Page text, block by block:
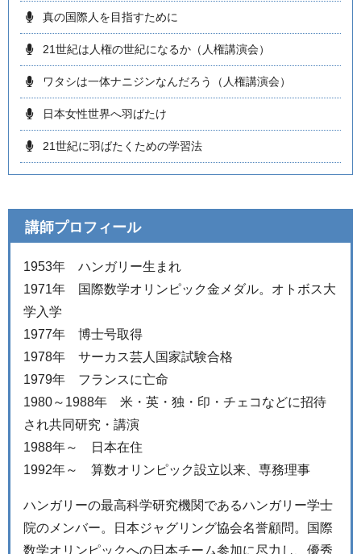
真の国際人を目指すために
21世紀は人権の世紀になるか（人権講演会）
ワタシは一体ナニジンなんだろう（人権講演会）
日本女性世界へ羽ばたけ
21世紀に羽ばたくための学習法
講師プロフィール
1953年 ハンガリー生まれ
1971年 国際数学オリンピック金メダル。オトボス大
学入学
1977年 博士号取得
1978年 サーカス芸人国家試験合格
1979年 フランスに亡命
1980～1988年 米・英・独・印・チェコなどに招待
され共同研究・講演
1988年～ 日本在住
1992年～ 算数オリンピック設立以来、専務理事
ハンガリーの最高科学研究機関であるハンガリー学士
院のメンバー。日本ジャグリング協会名誉顧問。国際
数学オリンピックへの日本チーム参加に尽力し、優秀